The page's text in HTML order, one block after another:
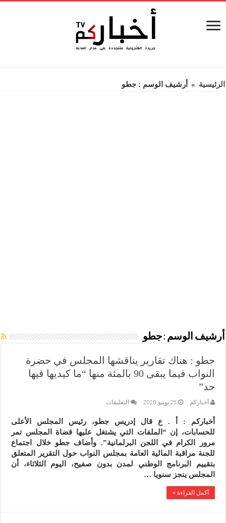
الرئيسية » أرشيف الوسم : جطو
أرشيف الوسم :جطو
جطو : هناك تقارير يناقشها المجلس في حضرة
النواب فيما يبقى 90 بالمئة منها “ما كيديها فيها
حد”
أخباركم 25 يونيو,2020 التعليقات
هناك
تقارير
يناقشها
المجلس
في
حضرة
أخباركم : أ . ع قال إدريس جطو، رئيس المجلس الأعلى
للحسابات، إن “الملفات التي يشتغل عليها قضاة المجلس تمر
مرور الكرام في اللجن البرلمانية”. وأضاف جطو خلال اجتماع
للجنة مراقبة المالية العامة بمجلس النواب حول التقرير المتعلق
بتقييم البرنامج الوطني لمدن بدون صفيح، اليوم الثلاثاء، أن
المجلس ينجز سنويا …
أكمل القراءة »